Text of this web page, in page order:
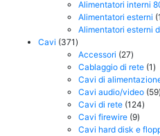
Alimentatori interni
Alimentatori esterni
Alimentatori esterni
Cavi 371371
prodotti
Accessori 2727
prodotti
Cablaggio di rete 11
Cavi di
Cavi audio/video 59
Cavi di rete 124124
Cavi firewire 99
Cavi hard disk e